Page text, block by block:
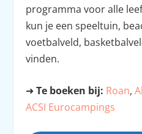
programma voor alle
kun je een speeltuin,
voetbalveld,
vinden.
➜Te boeken bij: Roan,
ACSI Eurocampings